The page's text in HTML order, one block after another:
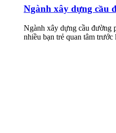
Ngành xây dựng cầu
Ngành xây dựng cầu đường
nhiều bạn trẻ quan tâm